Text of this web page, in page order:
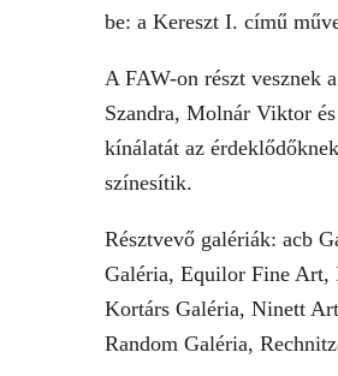
be: a Kereszt I. című
A FAW-on részt vesznek
Szandra, Molnár Viktor
kínálatát az
színesítik.
Résztvevő galériák: acb
Galéria, Equilor Fine Art,
Kortárs Galéria, Ninett
Random Galéria,